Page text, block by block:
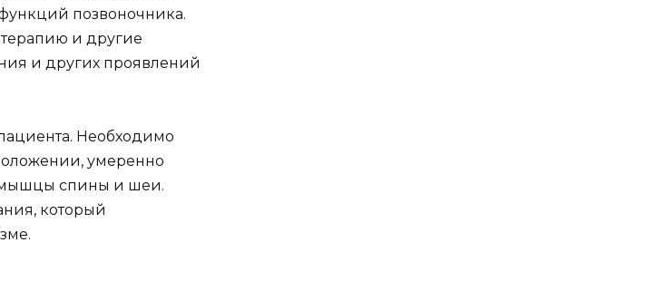
позвоночника.
и другие
и других проявлений
Необходимо
умеренно
мышцы спины и шеи.
который